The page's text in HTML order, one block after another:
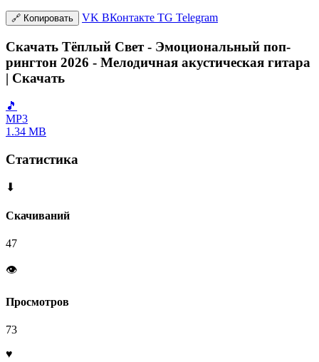
🔗 Копировать VK ВКонтакте TG Telegram
Скачать Тёплый Свет - Эмоциональный поп-
рингтон 2026 - Мелодичная акустическая гитара
| Скачать
🎵
MP3
1.34 MB
Статистика
⬇
Скачиваний
47
👁
Просмотров
73
♥